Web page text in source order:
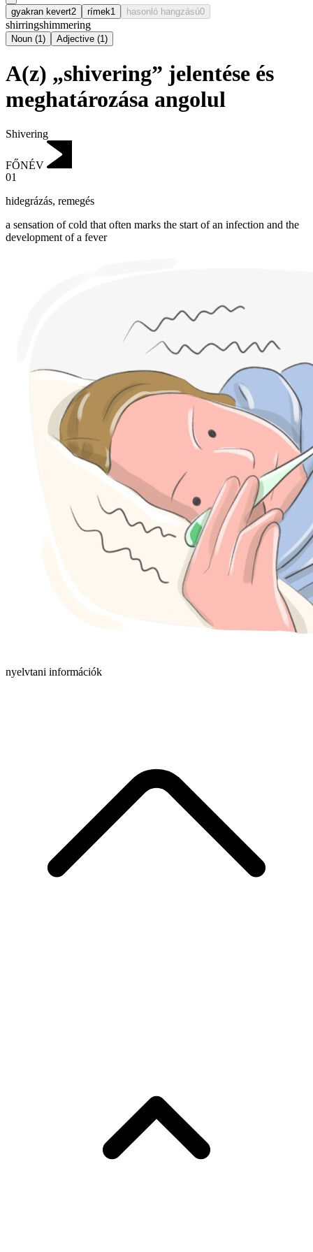
gyakran kevert2 rímek1 hasonló hangzású0
shirringshimmering
Noun (1) Adjective (1)
A(z) „shivering” jelentése és
meghatározása angolul
Shivering
FŐNÉV
01
hidegrázás, remegés
a sensation of cold that often marks the start of an infection and the
development of a fever
nyelvtani információk